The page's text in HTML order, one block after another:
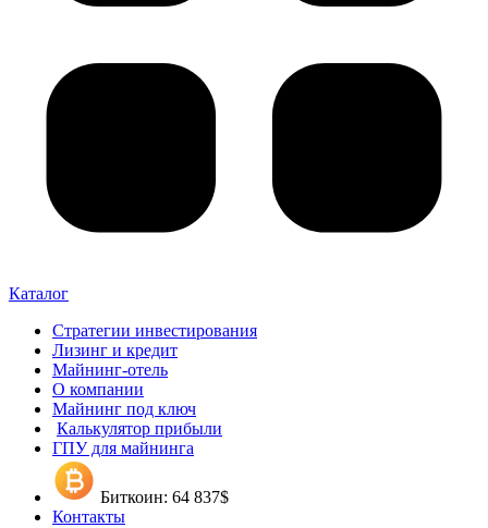
Каталог
Стратегии инвестирования
Лизинг и кредит
Майнинг-отель
О компании
Майнинг под ключ
Калькулятор прибыли
ГПУ для майнинга
Биткоин: 64 837$
Контакты